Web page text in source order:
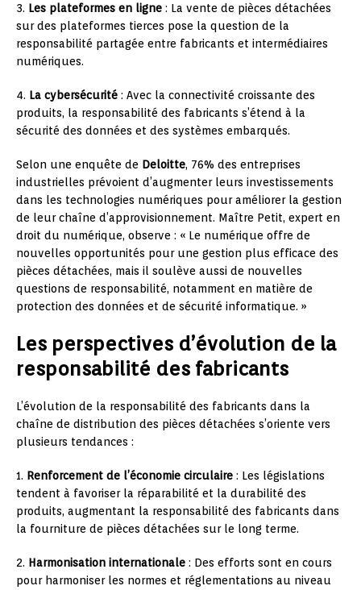
3. Les plateformes en ligne : La vente de pièces détachées
sur des plateformes tierces pose la question de la
responsabilité partagée entre fabricants et intermédiaires
numériques.
4. La cybersécurité : Avec la connectivité croissante des
produits, la responsabilité des fabricants s’étend à la
sécurité des données et des systèmes embarqués.
Selon une enquête de Deloitte, 76% des entreprises
industrielles prévoient d’augmenter leurs investissements
dans les technologies numériques pour améliorer la gestion
de leur chaîne d’approvisionnement. Maître Petit, expert en
droit du numérique, observe : « Le numérique offre de
nouvelles opportunités pour une gestion plus efficace des
pièces détachées, mais il soulève aussi de nouvelles
questions de responsabilité, notamment en matière de
protection des données et de sécurité informatique. »
Les perspectives d’évolution de la
responsabilité des fabricants
L’évolution de la responsabilité des fabricants dans la
chaîne de distribution des pièces détachées s’oriente vers
plusieurs tendances :
1. Renforcement de l’économie circulaire : Les législations
tendent à favoriser la réparabilité et la durabilité des
produits, augmentant la responsabilité des fabricants dans
la fourniture de pièces détachées sur le long terme.
2. Harmonisation internationale : Des efforts sont en cours
pour harmoniser les normes et réglementations au niveau